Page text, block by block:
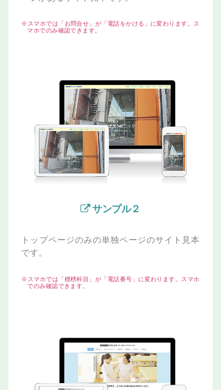
※スマホでは「お問合せ」が「電話をかける」に変わります。ス
マホでのみ確認できます。
サンプル２
トップページのみの単独ページのサイト見本
です。
※スマホでは「標榜科目」が「電話番号」に変わります。スマホ
でのみ確認できます。